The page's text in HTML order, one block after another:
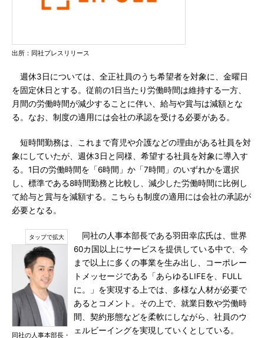
出所：同社プレスリリース
週休3日については、全正社員のうち希望者を対象に、金曜日
を固定休日とする。従前の1日当たり労働時間は維持する一方、
月間の労働時間が減少することに伴い、給与や賞与は減額とな
る。なお、制度の適用には会社の承認を受ける必要がある。
短時間勤務は、これまで育児や介護などの理由がある社員を対
象にしていたが、週休3日と同様、希望する社員を対象に導入す
る。1日の労働時間を「6時間」か「7時間」のいずれかを選択
し、標準である8時間勤務と比較し、減少した労働時間に比例し
て給与と賞与を減額する。こちらも制度の適用には会社の承認が
必要となる。
同社の人事本部長・
同社の人事本部長である羽田幸広氏は、世界
60カ国以上にサービスを提供している中で、今
まで以上に多くの事業を生み出し、コーポレー
トメッセージである「あらゆるLIFEを、FULL
に。」を実現する上では、多様な人材が必要で
あるとコメント。その上で、就業日数や労働時
間、契約形態などを柔軟にしながら、社員のウ
ェルビーイングを実現していくとしている。